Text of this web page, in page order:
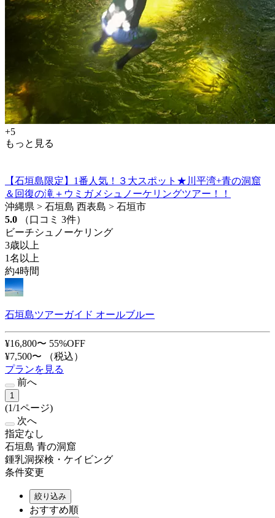
+5
もっと見る
【石垣島限定】1番人気！３大スポット★川平湾+青の洞窟
＆回復の滝＋ウミガメシュノーケリングツアー！！
沖縄県 > 石垣島 西表島 > 石垣市
5.0
（口コミ 3件）
ビーチシュノーケリング
3歳以上
1名以上
約4時間
石垣島ツアーガイド オールブルー
¥16,800〜 55%OFF
¥7,500〜
（税込）
プランを見る
前へ
1
(1/1ページ)
次へ
指定なし
石垣島 青の洞窟
鍾乳洞探検・ケイビング
条件変更
絞り込み
おすすめ順